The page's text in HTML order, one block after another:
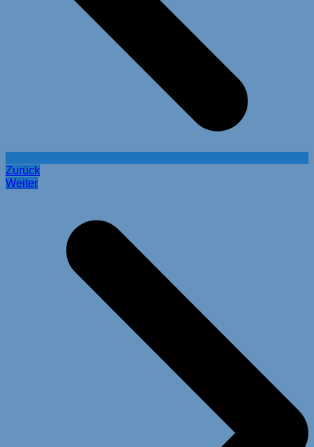
Zurück
Weiter